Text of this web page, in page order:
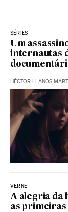
SÉRIES
Um
internautas
HÉCTOR LLANOS
VERNE
A alegria da
as primeiras